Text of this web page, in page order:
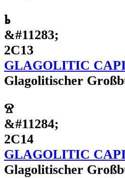
Ⱃ
&#11283;
2C13
GLAGOLITIC
Glagolitischer
Ⱄ
&#11284;
2C14
GLAGOLITIC
Glagolitischer